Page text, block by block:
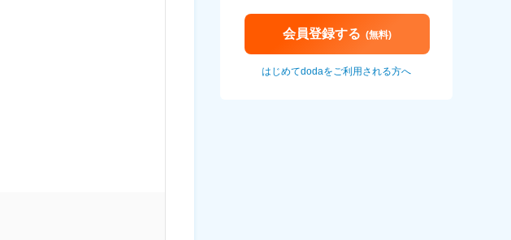
会員登録する (無料)
はじめてdodaをご利用される方へ